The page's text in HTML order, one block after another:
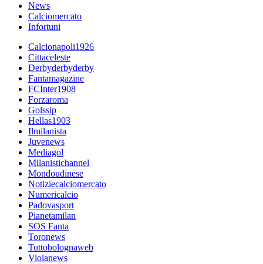
News
Calciomercato
Infortuni
Calcionapoli1926
Cittaceleste
Derbyderbyderby
Fantamagazine
FCInter1908
Forzaroma
Golssip
Hellas1903
Ilmilanista
Juvenews
Mediagol
Milanistichannel
Mondoudinese
Notiziecalciomercato
Numericalcio
Padovasport
Pianetamilan
SOS Fanta
Toronews
Tuttobolognaweb
Violanews